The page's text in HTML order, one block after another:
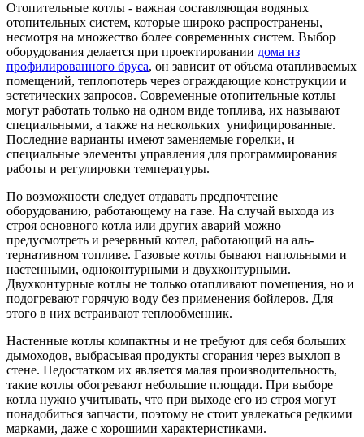
Отопительные котлы - важная составляющая во­дяных
отопительных систем, которые широко распро­странены,
несмотря на множество более современных систем. Выбор
оборудования делается при проекти­ровании дома из
профилированного бруса, он зависит от объема отапливаемых
помеще­ний, теплопотерь через ограждающие конструкции и
эстетических запросов. Современные отопительные котлы
могут работать только на одном виде топлива, их называют
специальными, а также на нескольких унифицированные.
Последние варианты имеют заме­няемые горелки, и
специальные элементы управления для программирования
работы и регулировки темпе­ратуры.
По возможности следует отдавать предпочтение
оборудованию, работающему на газе. На случай выхо­да из
строя основного котла или других аварий можно
предусмотреть и резервный котел, работающий на аль­
тернативном топливе. Газовые котлы бывают наполь­ными и
настенными, одноконтурными и двухконтурными.
Двухконтурные котлы не только отапливают помещения, но и
подогревают горячую воду без при­менения бойлеров. Для
этого в них встраивают тепло­обменник.
Настенные котлы компактны и не требуют для себя больших
дымоходов, выбрасывая продукты сгорания че­рез выхлоп в
стене. Недостатком их является малая про­изводительность,
такие котлы обогревают небольшие площади. При выборе
котла нужно учитывать, что при вы­ходе его из строя могут
понадобиться запчасти, поэтому не стоит увлекаться редкими
марками, даже с хороши­ми характеристиками.